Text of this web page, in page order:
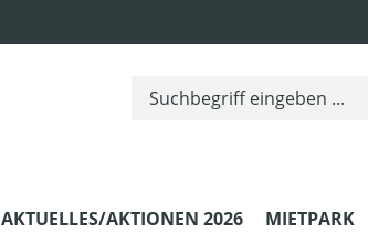
AKTUELLES/AKTIONEN 2026 MIETPARK